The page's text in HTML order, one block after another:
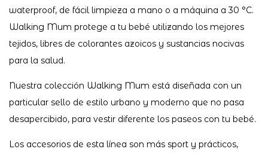
waterproof, de fácil limpieza a mano o a máquina a 30 °C.
Walking Mum protege a tu bebé utilizando los mejores
tejidos, libres de colorantes azoicos y sustancias nocivas
para la salud.
Nuestra colección Walking Mum está diseñada con un
particular sello de estilo urbano y moderno que no pasa
desapercibido, para vestir diferente los paseos con tu bebé.
Los accesorios de esta línea son más sport y prácticos,